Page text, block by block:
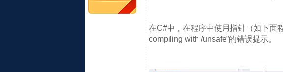
在C#中，在程序中使用指针（如下面
compiling with /unsafe”的错误提示。